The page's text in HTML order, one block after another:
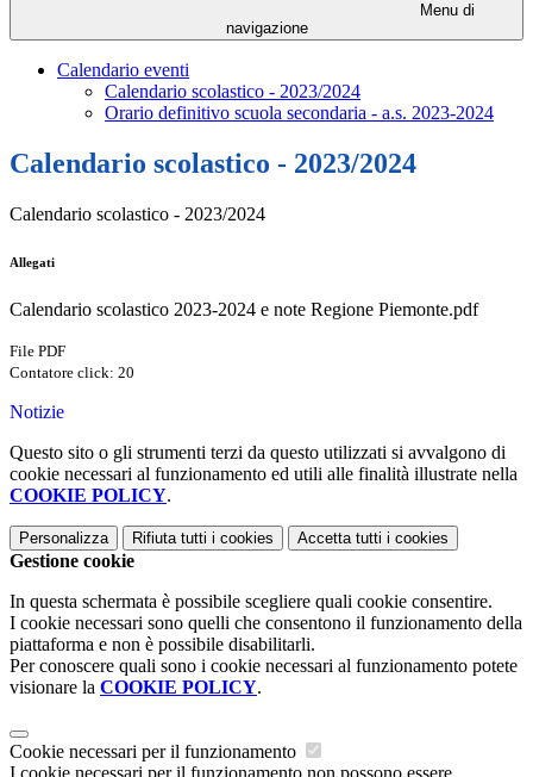
Menu di
navigazione
Calendario eventi
Calendario scolastico - 2023/2024
Orario definitivo scuola secondaria - a.s. 2023-2024
Calendario scolastico - 2023/2024
Calendario scolastico - 2023/2024
Allegati
Calendario scolastico 2023-2024 e note Regione Piemonte.pdf
File PDF
Contatore click: 20
Notizie
Questo sito o gli strumenti terzi da questo utilizzati si avvalgono di
cookie necessari al funzionamento ed utili alle finalità illustrate nella
COOKIE POLICY.
Personalizza Rifiuta tutti i cookies Accetta tutti i cookies
Gestione cookie
In questa schermata è possibile scegliere quali cookie consentire.
I cookie necessari sono quelli che consentono il funzionamento della
piattaforma e non è possibile disabilitarli.
Per conoscere quali sono i cookie necessari al funzionamento potete
visionare la COOKIE POLICY.
Cookie necessari per il funzionamento
I cookie necessari per il funzionamento non possono essere